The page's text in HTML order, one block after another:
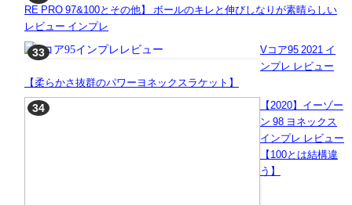
RE PRO 97&100とその他】 ボールのキレと伸びしなりが素晴らしい
レビュー インプレ
Vコア95 2021 イ
ンプレ レビュー
【柔らかさ抜群のパワーヨネックスラケット】
【2020】イーゾー
ン 98 ヨネックス
インプレ レビュー
【100とは結構違
う】